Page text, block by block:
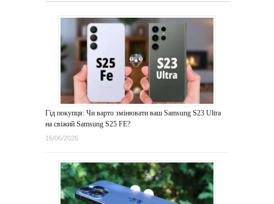
Гід покупця: Чи варто змінювати ваш Samsung S23 Ultra
на свіжий Samsung S25 FE?
16/06/2026